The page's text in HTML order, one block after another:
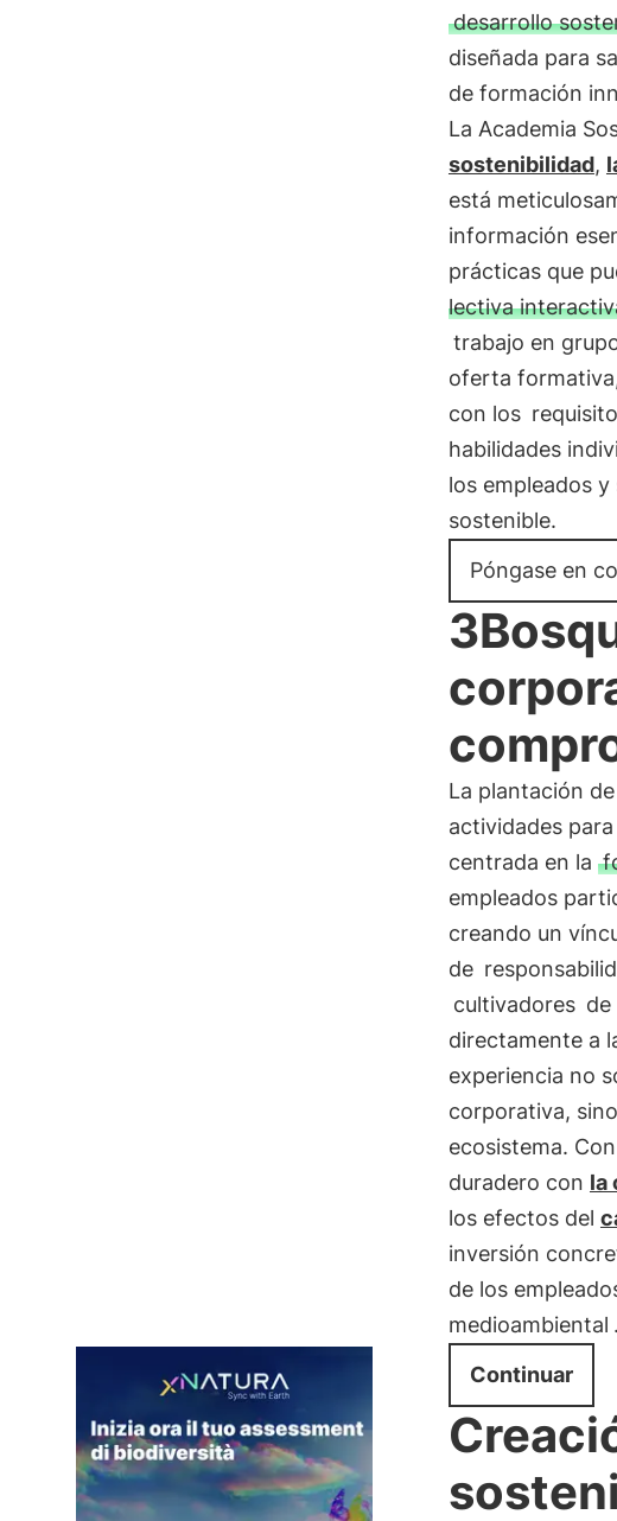
desarrollo
diseñada para
de formación
La Academia
sostenibilidad,
está
información
prácticas que
lectiva
trabajo en
oferta
con los
habilidades
los empleados
sostenible.
Póngase en
La plantación
actividades
centrada en la
empleados
creando un
de
cultivadores de
directamente a
experiencia no
corporativa,
ecosistema.
duradero con la
los efectos del
inversión
de los
medioambiental .
Continuar